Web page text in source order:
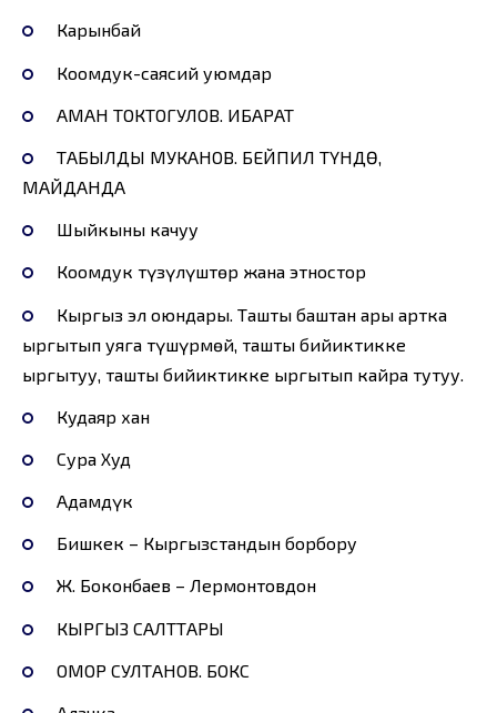
Карынбай
Коомдук-саясий уюмдар
АМАН ТОКТОГУЛОВ. ИБАРАТ
ТАБЫЛДЫ МУКАНОВ. БЕЙПИЛ ТҮНДӨ,
МАЙДАНДА
Шыйкыны качуу
Коомдук түзүлүштөр жана этностор
Кыргыз эл оюндары. Ташты баштан ары артка
ыргытып уяга түшүрмөй, ташты бийиктикке
ыргытуу, ташты бийиктикке ыргытып кайра тутуу.
Кудаяр хан
Сура Худ
Адамдүк
Бишкек – Кыргызстандын борбору
Ж. Боконбаев – Лермонтовдон
КЫРГЫЗ САЛТТАРЫ
ОМОР СУЛТАНОВ. БОКС